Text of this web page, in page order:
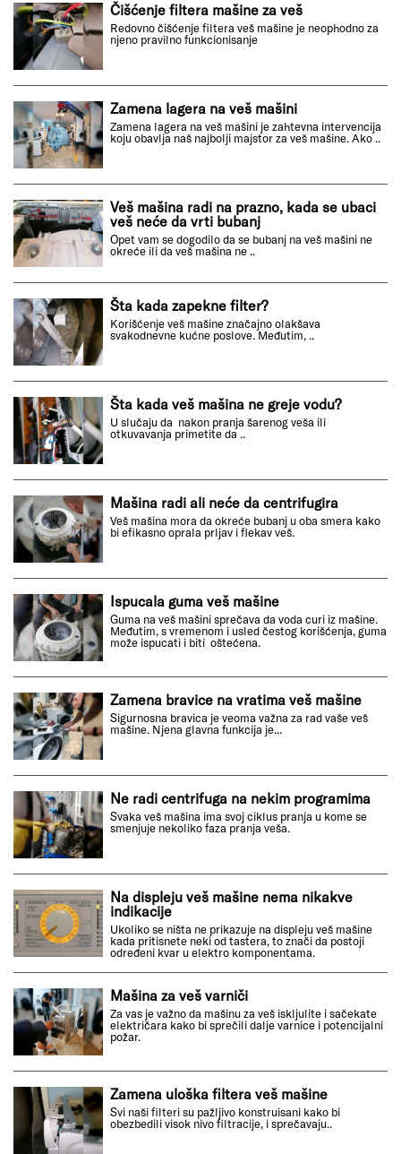
Čišćenje filtera mašine za veš
Redovno čišćenje filtera veš mašine je neophodno za
njeno pravilno funkcionisanje
Zamena lagera na veš mašini
Zamena lagera na veš mašini je zahtevna intervencija
koju obavlja naš najbolji majstor za veš mašine. Ako ..
Veš mašina radi na prazno, kada se ubaci
veš neće da vrti bubanj
Opet vam se dogodilo da se bubanj na veš mašini ne
okreće ili da veš mašina ne ..
Šta kada zapekne filter?
Korišćenje veš mašine značajno olakšava
svakodnevne kućne poslove. Međutim, ..
Šta kada veš mašina ne greje vodu?
U slučaju da nakon pranja šarenog veša ili
otkuvavanja primetite da ..
Mašina radi ali neće da centrifugira
Veš mašina mora da okreće bubanj u oba smera kako
bi efikasno oprala prljav i flekav veš.
Ispucala guma veš mašine
Guma na veš mašini sprečava da voda curi iz mašine.
Međutim, s vremenom i usled čestog korišćenja, guma
može ispucati i biti oštećena.
Zamena bravice na vratima veš mašine
Sigurnosna bravica je veoma važna za rad vaše veš
mašine. Njena glavna funkcija je...
Ne radi centrifuga na nekim programima
Svaka veš mašina ima svoj ciklus pranja u kome se
smenjuje nekoliko faza pranja veša.
Na displeju veš mašine nema nikakve
indikacije
Ukoliko se ništa ne prikazuje na displeju veš mašine
kada pritisnete neki od tastera, to znači da postoji
određeni kvar u elektro komponentama.
Mašina za veš varniči
Za vas je važno da mašinu za veš iskljulite i sačekate
električara kako bi sprečili dalje varnice i potencijalni
požar.
Zamena uloška filtera veš mašine
Svi naši filteri su pažljivo konstruisani kako bi
obezbedili visok nivo filtracije, i sprečavaju..